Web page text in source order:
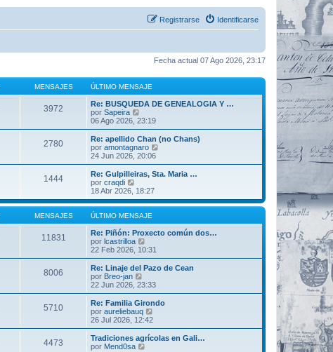
Identificarse
Registrarse
Fecha actual 07 Ago 2026, 23:17
MENSAJES ÚLTIMO MENSAJE
3972
Re: BUSQUEDA DE GENEALOGIA Y …
por Sapeira
e
r
ú
l
t
o
m
e
n
s
a
e
06 Ago 2026, 23:19
2780
Re: apellido Chan (no Chans)
por amontagnaro
r
ú
m
m
e
e
24 Jun 2026, 20:06
1444
Re: Gulpilleiras, Sta. Maria …
por craqdi
e
r
ú
l
t
i
m
o
m
e
n
s
j
e
18 Abr 2026, 18:27
MENSAJES ÚLTIMO MENSAJE
11831
Re: Piñón: Proxecto común dos…
por lcastrilloa
e
r
ú
t
o
m
e
n
s
22 Feb 2026, 10:31
8006
Re: Linaje del Pazo de Cean
por Breo-jan
e
r
ú
l
t
m
o
22 Jun 2026, 23:33
5710
Re: Familia Girondo
por aureliebauq
r
ú
26 Jul 2026, 12:42
4473
Tradiciones agrícolas en Gali…
por Mend0sa